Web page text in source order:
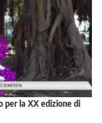
per la XX edizione di